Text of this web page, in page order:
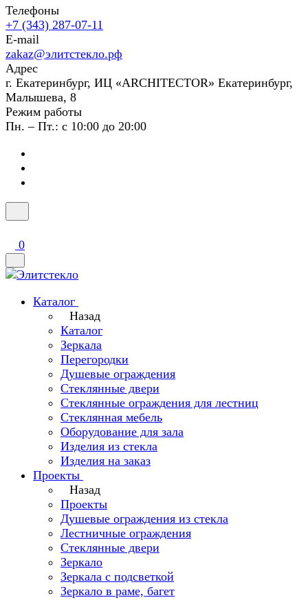
Телефоны
+7 (343) 287-07-11
E-mail
zakaz@элитстекло.рф
Адрес
г. Екатеринбург, ИЦ «ARCHITECTOR» Екатеринбург,
Малышева, 8
Режим работы
Пн. – Пт.: с 10:00 до 20:00
0
Каталог
Назад
Каталог
Зеркала
Перегородки
Душевые ограждения
Стеклянные двери
Стеклянные ограждения для лестниц
Стеклянная мебель
Оборудование для зала
Изделия из стекла
Изделия на заказ
Проекты
Назад
Проекты
Душевые ограждения из стекла
Лестничные ограждения
Стеклянные двери
Зеркало
Зеркала с подсветкой
Зеркало в раме, багет